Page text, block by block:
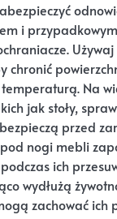
i
Używaj
chronić
Na
jak stoły,
przed
nogi mebli
ich
wydłużą
zachować ich